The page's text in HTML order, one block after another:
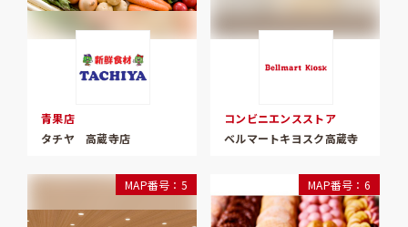
青果店
タチヤ 高蔵寺店
コンビニエンスストア
ベルマートキヨスク高蔵寺
MAP番号：5 MAP番号：6